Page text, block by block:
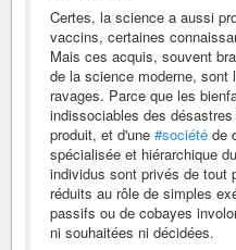
Certes, la science a aussi
vaccins, certaines
Mais ces acquis, souvent
de la science moderne, sont
ravages. Parce que les
indissociables des
produit, et d'une #société de
spécialisée et hiérarchique
individus sont privés de tout
réduits au rôle de simples
passifs ou de cobayes
ni souhaitées ni décidées.